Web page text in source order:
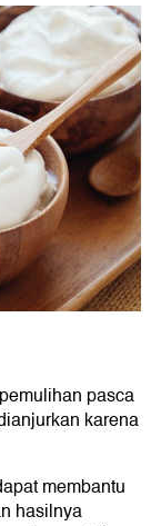
pasca
karena
membantu
hasilnya